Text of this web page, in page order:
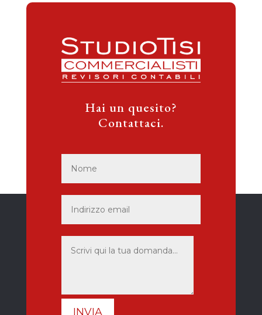
Hai un quesito?
Contattaci.
INVIA